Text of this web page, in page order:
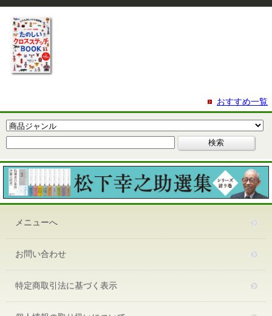
おすすめ一覧
メニューへ
お問い合わせ
特定商取引法に基づく表示